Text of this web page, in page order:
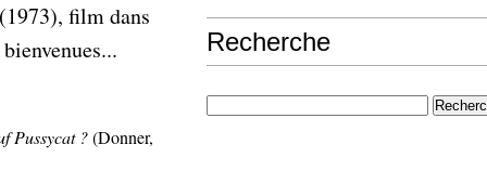
(1973), film dans
Pussycat ?(Donner,
Recherche